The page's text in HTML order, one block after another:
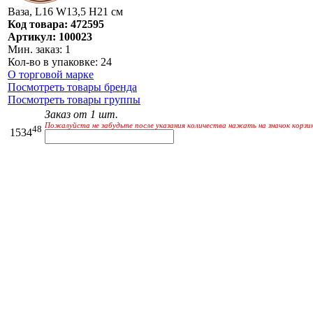
Ваза, L16 W13,5 H21 см
Код товара: 472595
Артикул: 100023
Мин. заказ: 1
Кол-во в упаковке: 24
О торговой марке
Посмотреть товары бренда
Посмотреть товары группы
153448
Заказ от 1 шт.
Пожалуйста не забудьте после указания количества нажать на значок